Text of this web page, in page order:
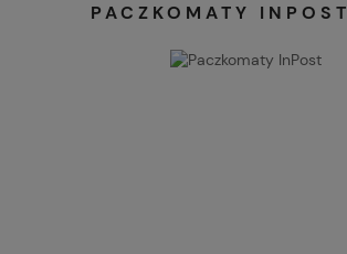
PACZKOMATY INPOST